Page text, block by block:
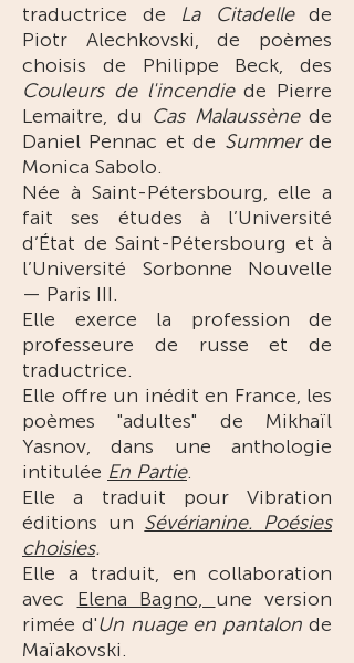
traductrice de La Citadellede
Piotr Alechkovski, de poèmes
choisis de Philippe Beck, des
Couleurs de l'incendiede Pierre
Lemaitre, du Cas Malaussènede
Daniel Pennac et de Summerde
Monica Sabolo.
Née à Saint-Pétersbourg, elle a
fait ses études à l’Université
d’État de Saint-Pétersbourg et à
l’Université Sorbonne Nouvelle
— Paris III.
Elle exerce la profession de
professeure de russe et de
traductrice.
Elle offre un inédit en France, les
poèmes "adultes" de Mikhaïl
Yasnov, dans une anthologie
intitulée En Partie.
Elle a traduit pour Vibration
éditions un Sévérianine. Poésies
choisies.
Elle a traduit, en collaboration
avec Elena Bagno, une version
rimée d'Un nuage en pantalon de
Maïakovski.